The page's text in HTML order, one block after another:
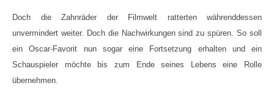
Doch die Zahnräder der Filmwelt ratterten währenddessen
unvermindert weiter. Doch die Nachwirkungen sind zu spüren. So soll
ein Oscar-Favorit nun sogar eine Fortsetzung erhalten und ein
Schauspieler möchte bis zum Ende seines Lebens eine Rolle
übernehmen.